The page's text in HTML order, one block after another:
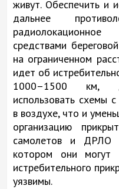
живут. Обеспечить и
дальнее
средствами
на ограниченном
идет об
1000–1500 км,
использовать схемы
в воздухе, что и
организацию
самолетов и ДРЛО
котором они могут
истребительного
уязвимы.